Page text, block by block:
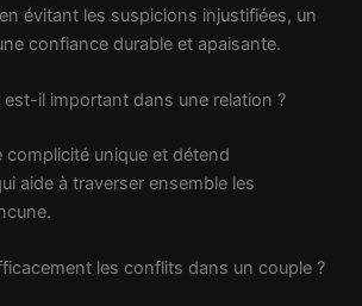
évitant les suspicions injustifiées, un
confiance durable et apaisante.
est-il important dans une relation ?
complicité unique et détend
aide à traverser ensemble les
les conflits dans un couple ?